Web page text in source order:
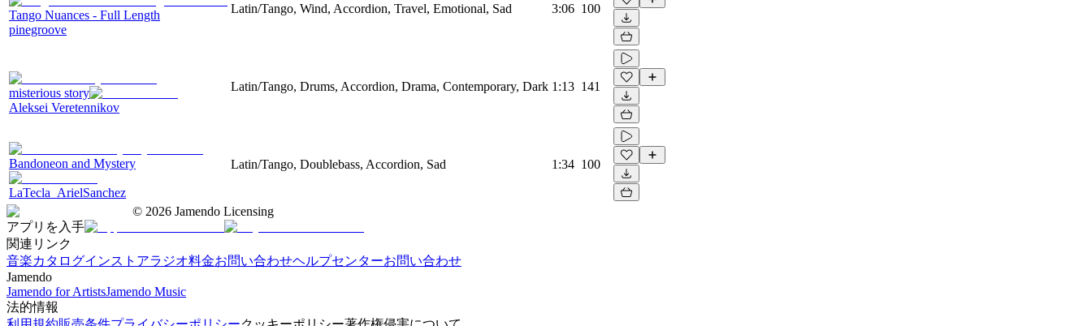
Tango Nuances - Full Length
pinegroove
Latin/Tango, Wind, Accordion, Travel, Emotional, Sad 3:06 100
misterious story
Aleksei Veretennikov
Latin/Tango, Drums, Accordion, Drama, Contemporary, Dark 1:13 141
Bandoneon and Mystery
LaTecla_ArielSanchez
Latin/Tango, Doublebass, Accordion, Sad 1:34 100
© 2026 Jamendo Licensing
アプリを入手
関連リンク
音楽カタログインストアラジオ料金お問い合わせヘルプセンターお問い合わせ
Jamendo
Jamendo for ArtistsJamendo Music
法的情報